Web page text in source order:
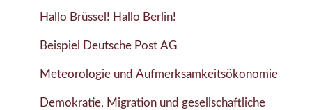
Hallo Brüssel! Hallo Berlin!
Beispiel Deutsche Post AG
Meteorologie und Aufmerksamkeitsökonomie
Demokratie, Migration und gesellschaftliche